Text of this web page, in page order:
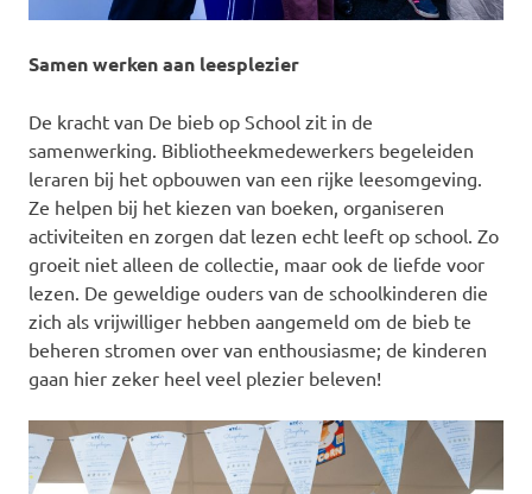
Samen werken aan leesplezier
De kracht van De bieb op School zit in de
samenwerking. Bibliotheekmedewerkers begeleiden
leraren bij het opbouwen van een rijke leesomgeving.
Ze helpen bij het kiezen van boeken, organiseren
activiteiten en zorgen dat lezen echt leeft op school. Zo
groeit niet alleen de collectie, maar ook de liefde voor
lezen. De geweldige ouders van de schoolkinderen die
zich als vrijwilliger hebben aangemeld om de bieb te
beheren stromen over van enthousiasme; de kinderen
gaan hier zeker heel veel plezier beleven!